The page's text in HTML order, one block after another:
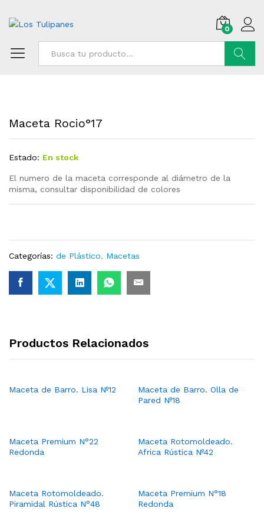
0
Maceta Rocio°17
Estado: En stock
El numero de la maceta corresponde al diámetro de la
misma, consultar disponibilidad de colores
Categorías: de Plástico, Macetas
Productos Relacionados
Maceta de Barro. Lisa Nº12
Maceta de Barro. Olla de
Pared Nº18
Maceta Premium N°22
Redonda
Maceta Rotomoldeado.
Africa Rústica Nº42
Maceta Rotomoldeado.
Piramidal Rústica N°48
Maceta Premium N°18
Redonda